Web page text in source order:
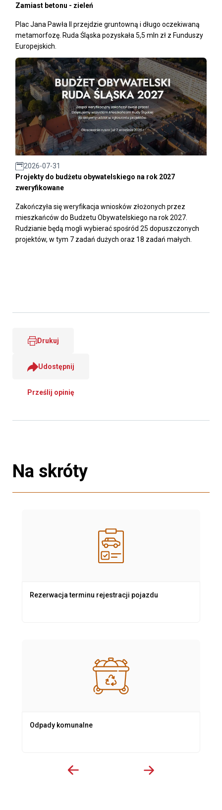
Zamiast betonu - zieleń
Plac Jana Pawła II przejdzie gruntowną i długo oczekiwaną
metamorfozę. Ruda Śląska pozyskała 5,5 mln zł z Funduszy
Europejskich.
2026-07-31
Projekty do budżetu obywatelskiego na rok 2027
zweryfikowane
Zakończyła się weryfikacja wniosków złożonych przez
mieszkańców do Budżetu Obywatelskiego na rok 2027.
Rudzianie będą mogli wybierać spośród 25 dopuszczonych
projektów, w tym 7 zadań dużych oraz 18 zadań małych.
Drukuj
Udostępnij
Prześlij opinię
Na skróty
Rezerwacja terminu rejestracji pojazdu
Odpady komunalne